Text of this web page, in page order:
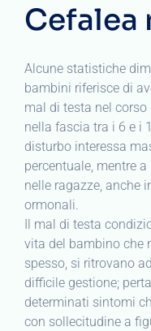
Cefalea
Alcune statistiche
bambini riferisce di
mal di testa nel corso
nella fascia tra i 6 e i
disturbo interessa
percentuale, mentre
nelle ragazze, anche
ormonali.
Il mal di testa
vita del bambino che
spesso, si ritrovano
difficile gestione;
determinati sintomi
con sollecitudine a